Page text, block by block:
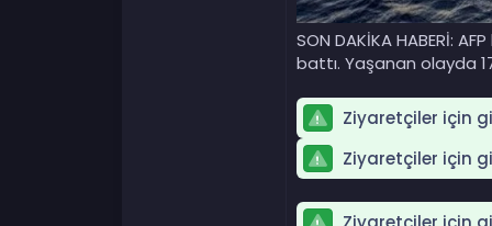
SON DAKİKA HABERİ:
battı. Yaşanan olayda
Ziyaretçiler için
Ziyaretçiler için